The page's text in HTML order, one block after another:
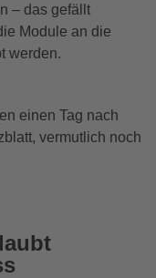
– das gefällt
Module an die
werden.
einen Tag nach
vermutlich noch